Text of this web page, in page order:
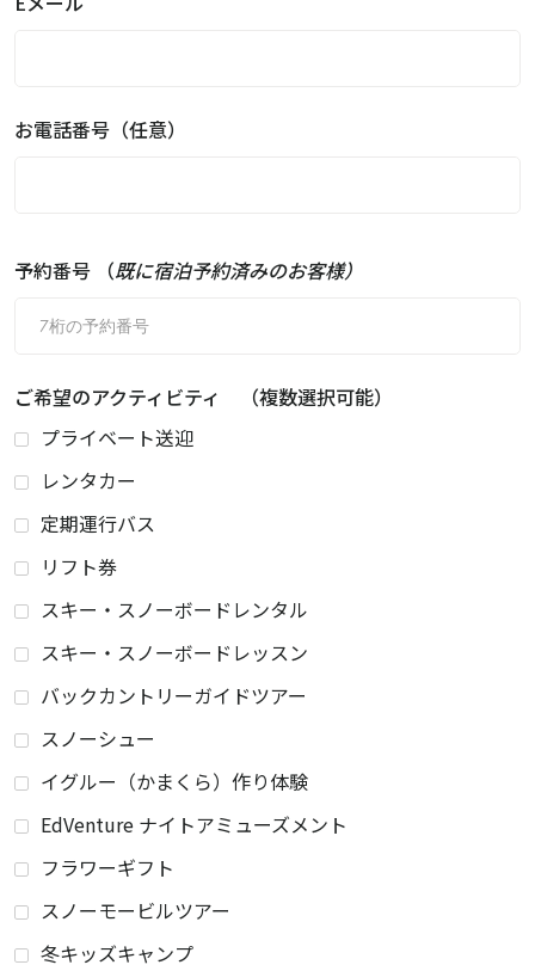
お電話番号（任意）
予約番号 （既に宿泊予約済みのお客様）
ご希望のアクティビティ （複数選択可能）
プライベート送迎
レンタカー
定期運行バス
リフト券
スキー・スノーボードレンタル
スキー・スノーボードレッスン
バックカントリーガイドツアー
スノーシュー
イグルー（かまくら）作り体験
EdVenture ナイトアミューズメント
フラワーギフト
スノーモービルツアー
冬キッズキャンプ